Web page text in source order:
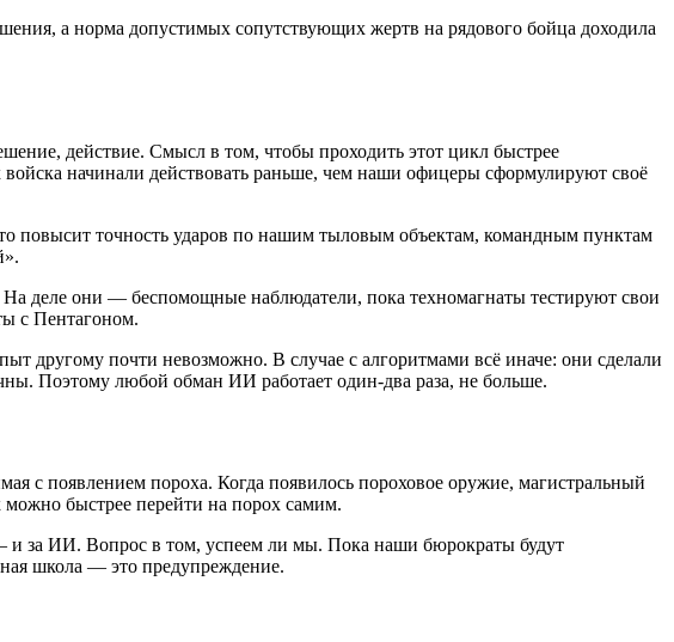
а норма допустимых сопутствующих жертв на рядового бойца доходила
действие. Смысл в том, чтобы проходить этот цикл быстрее
начинали действовать раньше, чем наши офицеры сформулируют своё
повысит точность ударов по нашим тыловым объектам, командным пунктам
деле они — беспомощные наблюдатели, пока техномагнаты тестируют свои
с Пентагоном.
другому почти невозможно. В случае с алгоритмами всё иначе: они сделали
Поэтому любой обман ИИ работает один-два раза, не больше.
с появлением пороха. Когда появилось пороховое оружие, магистральный
быстрее перейти на порох самим.
и за ИИ. Вопрос в том, успеем ли мы. Пока наши бюрократы будут
школа — это предупреждение.